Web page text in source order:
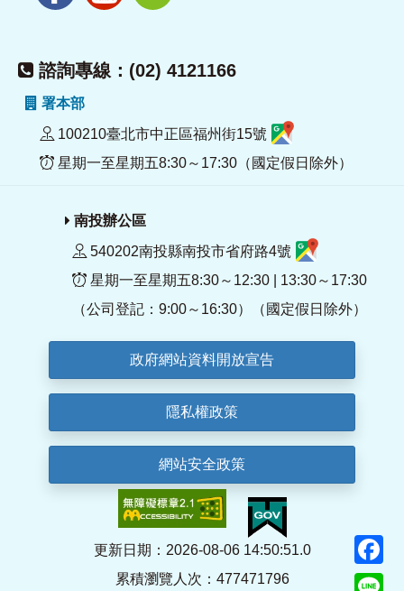
諮詢專線：(02) 4121166
署本部
100210臺北市中正區福州街15號
星期一至星期五8:30～17:30（國定假日除外）
南投辦公區
540202南投縣南投市省府路4號
星期一至星期五8:30～12:30 | 13:30～17:30
（公司登記：9:00～16:30）（國定假日除外）
政府網站資料開放宣告
隱私權政策
網站安全政策
更新日期：2026-08-06 14:50:51.0
累積瀏覽人次：477471796